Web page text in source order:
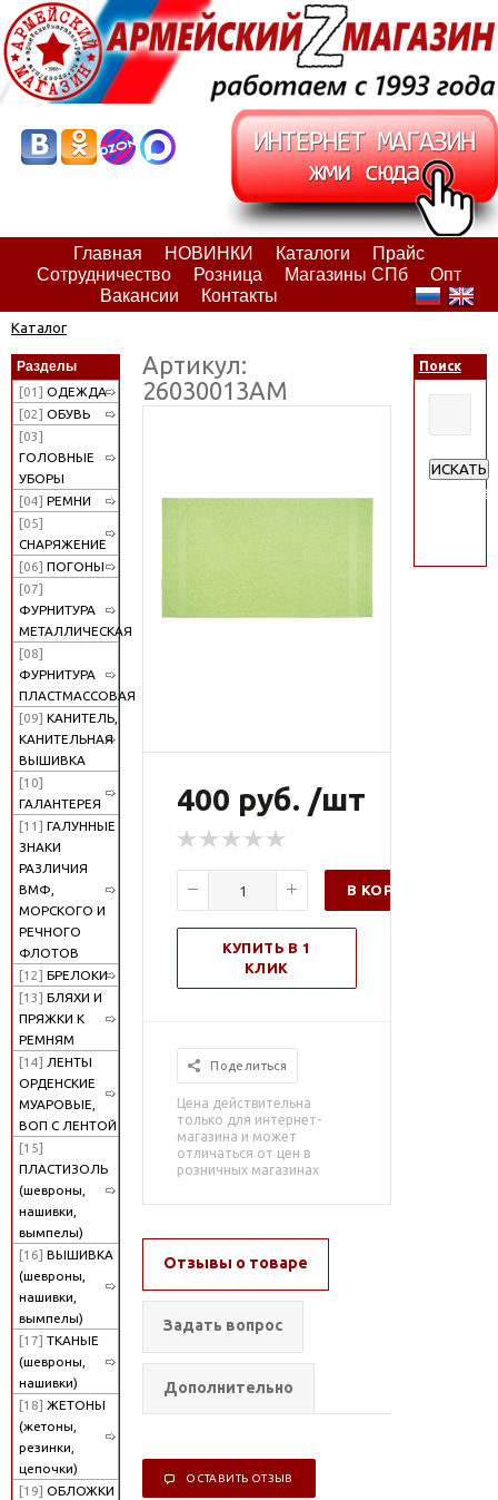
Главная НОВИНКИ Каталоги
Прайс
Сотрудничество
Розница Магазины СПб
Опт
Вакансии
Контакты
Каталог
Разделы
[01] ОДЕЖДА
[02] ОБУВЬ
[03]
ГОЛОВНЫЕ
УБОРЫ
[04] РЕМНИ
[05]
СНАРЯЖЕНИЕ
[06] ПОГОНЫ
[07]
ФУРНИТУРА
МЕТАЛЛИЧЕСКАЯ
[08]
ФУРНИТУРА
ПЛАСТМАССОВАЯ
[09] КАНИТЕЛЬ,
КАНИТЕЛЬНАЯ
ВЫШИВКА
[10]
ГАЛАНТЕРЕЯ
[11] ГАЛУННЫЕ
ЗНАКИ
РАЗЛИЧИЯ
ВМФ,
МОРСКОГО И
РЕЧНОГО
ФЛОТОВ
[12] БРЕЛОКИ
[13] БЛЯХИ И
ПРЯЖКИ К
РЕМНЯМ
[14] ЛЕНТЫ
ОРДЕНСКИЕ
МУАРОВЫЕ,
ВОП С ЛЕНТОЙ
[15]
ПЛАСТИЗОЛЬ
(шевроны,
нашивки,
вымпелы)
[16] ВЫШИВКА
(шевроны,
нашивки,
вымпелы)
[17] ТКАНЫЕ
(шевроны,
нашивки)
[18] ЖЕТОНЫ
(жетоны,
резинки,
цепочки)
[19] ОБЛОЖКИ
Артикул:
26030013АМ
400 руб. /шт
В КОРЗИНУ
КУПИТЬ В 1
КЛИК
Поделиться
Цена действительна
только для интернет-
магазина и может
отличаться от цен в
розничных магазинах
Отзывы о товаре
Задать вопрос
Дополнительно
ОСТАВИТЬ ОТЗЫВ
Поиск
ИСКАТЬ